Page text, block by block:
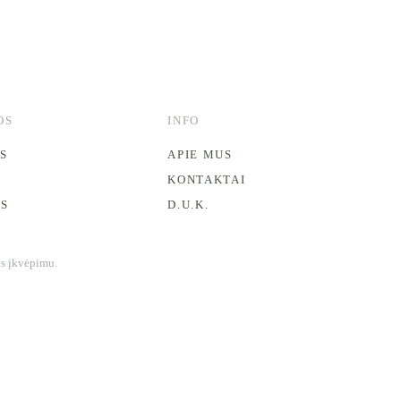
INFO
APIE MUS
KONTAKTAI
D.U.K.
įkvėpimu.